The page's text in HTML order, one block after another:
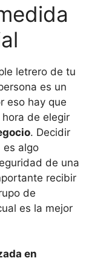
letrero de tu
es un
eso hay que
de elegir
. Decidir
es algo
de una
recibir
de
es la mejor
en